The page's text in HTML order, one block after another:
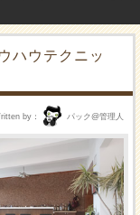
ハウテクニッ
by パック@管理人